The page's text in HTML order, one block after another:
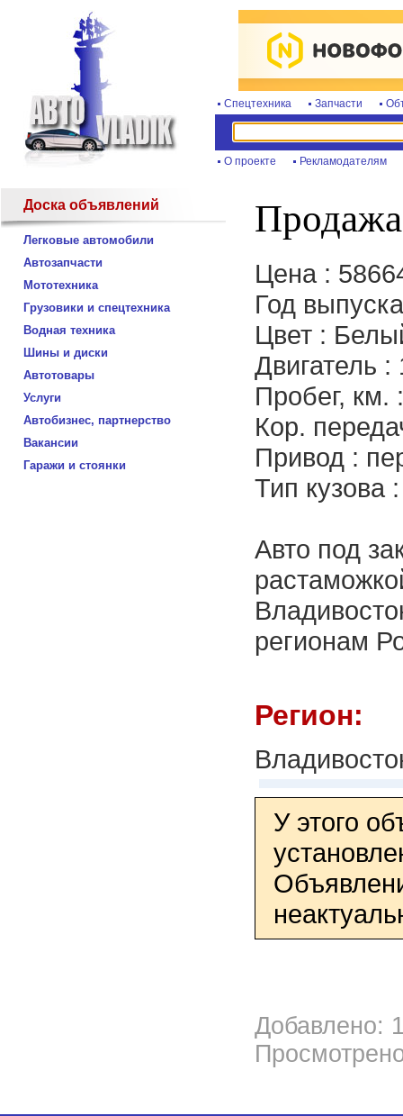
Спецтехника Запчасти
О проекте Рекламодателям
Доска объявлений
Легковые автомобили
Автозапчасти
Мототехника
Грузовики и спецтехника
Водная техника
Шины и диски
Автотовары
Услуги
Автобизнес, партнерство
Вакансии
Гаражи и стоянки
Цена :
Год
Цвет :
Двигатель
Пробег, км.
Кор.
Привод :
Тип кузова
Авто под
регионам
Регион:
У этого
Добавлено: